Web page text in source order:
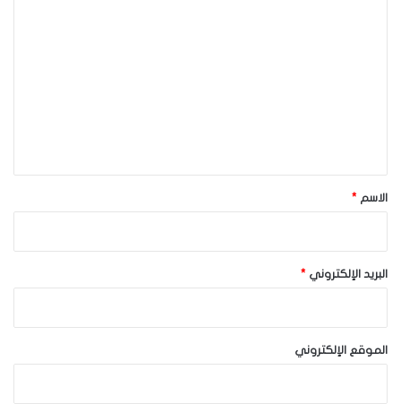
*الاسم *
البريد الإلكتروني *
الموقع الإلكتروني